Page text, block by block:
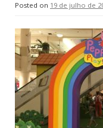
Posted on 19 de julho de